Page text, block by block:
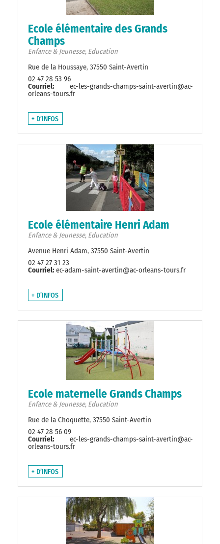
Ecole élémentaire des Grands
Champs
Enfance & Jeunesse, Education
Rue de la Houssaye, 37550 Saint-Avertin
02 47 28 53 96
Courriel: ec-les-grands-champs-saint-avertin@ac-
orleans-tours.fr
+ D’INFOS
Ecole élémentaire Henri Adam
Enfance & Jeunesse, Education
Avenue Henri Adam, 37550 Saint-Avertin
02 47 27 31 23
Courriel: ec-adam-saint-avertin@ac-orleans-tours.fr
+ D’INFOS
Ecole maternelle Grands Champs
Enfance & Jeunesse, Education
Rue de la Choquette, 37550 Saint-Avertin
02 47 28 56 09
Courriel: ec-les-grands-champs-saint-avertin@ac-
orleans-tours.fr
+ D’INFOS